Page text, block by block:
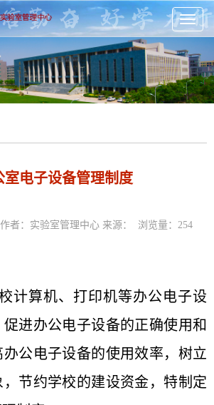
Toggle
室电子设备管理制度
者：实验室管理中心 来源： 浏览量： 254
计算机、打印机等办公电子设
促进办公电子设备的正确使用和
办公电子设备的使用效率，树立
，节约学校的建设资金，特制定